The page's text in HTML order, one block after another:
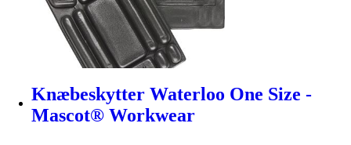
Knæbeskytter Waterloo One Size -
Mascot® Workwear